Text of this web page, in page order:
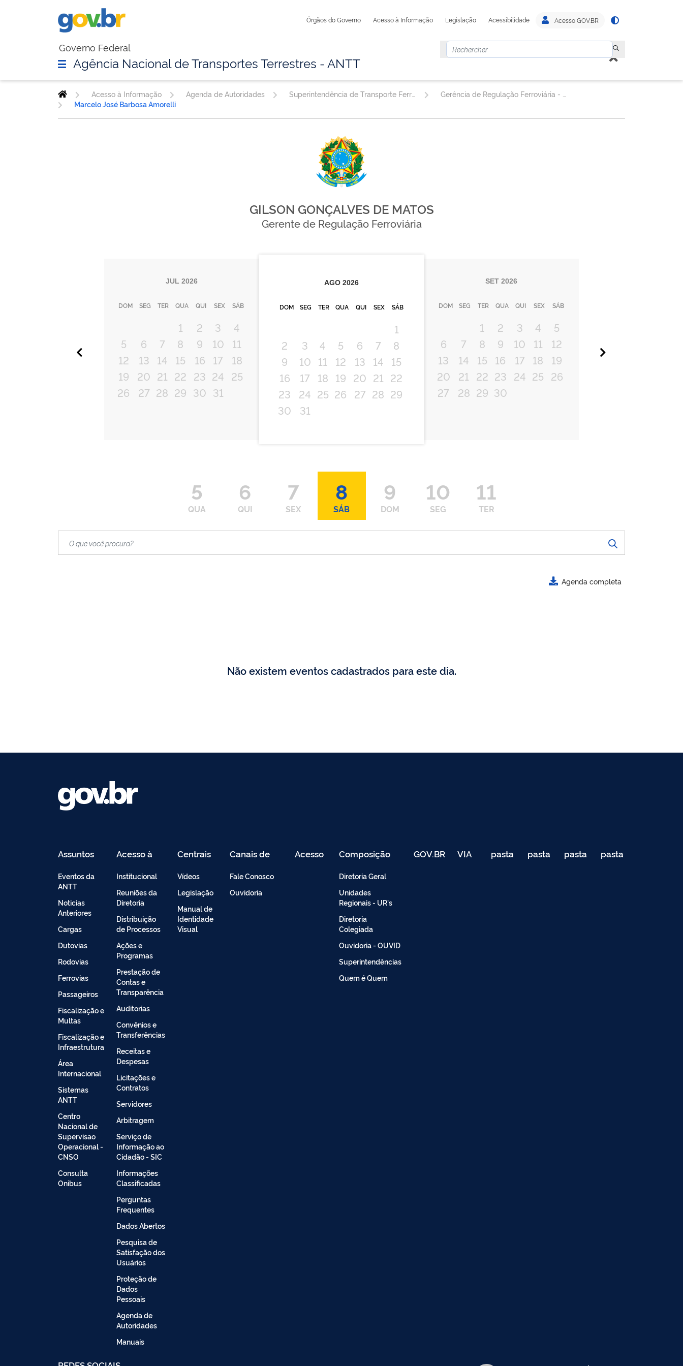
Órgãos do Governo Acesso à Informação Legislação Acessibilidade Acesso GOV.BR
Governo Federal
Agência Nacional de Transportes Terrestres - ANTT
Acesso à Informação Agenda de Autoridades Superintendência de Transporte Ferroviário
Marcelo José Barbosa Amorelli
GILSON GONÇALVES DE MATOS
Gerente de Regulação Ferroviária
JUL 2026
DOM SEG TER QUA QUI SEX SÁB
1 2 3
4
5
6 7 8 9 10
11
12
13 14 15 16 17
18
19
20 21 22 23 24 25
26
27 28 29 30 31
AGO 2026
DOM SEG TER QUA QUI SEX SÁB
1
2
3 4 5 6 7
8
9
10 11 12 13 14
15
16
17 18 19 20 21 22
23
24 25 26 27 28 29
30
31
SET 2026
DOM SEG TER QUA QUI SEX SÁB
1 2 3 4
5
6
7 8 9 10 11
12
13
14 15 16 17 18
19
20
21 22 23 24 25 26
27
28 29 30
5
QUA
6
QUI
7
SEX
8
SÁB
9
DOM
10
SEG
11
TER
Agenda completa
Não existem eventos cadastrados para este dia.
Assuntos
Eventos da
ANTT
Noticias
Anteriores
Cargas
Dutovias
Rodovias
Ferrovias
Passageiros
Fiscalização e
Multas
Fiscalização e
Infraestrutura
Área
Internacional
Sistemas
ANTT
Centro
Nacional de
Supervisao
Operacional -
CNSO
Consulta
Onibus
Acesso à
Informação
Institucional
Reuniões da
Diretoria
Distribuição
de Processos
Ações e
Programas
Prestação de
Contas e
Transparência
Auditorias
Convênios e
Transferências
Receitas e
Despesas
Licitações e
Contratos
Servidores
Arbitragem
Serviço de
Informação ao
Cidadão - SIC
Informações
Classificadas
Perguntas
Frequentes
Dados Abertos
Pesquisa de
Satisfação dos
Usuários
Proteção de
Dados
Pessoais
Agenda de
Autoridades
Manuais
Centrais
de
Vídeos
Legislação
Manual de
Identidade
Visual
Canais de
Atendimento
Fale Conosco
Ouvidoria
Acesso
Restrito
Composição
Diretoria Geral
Unidades
Regionais - UR's
Diretoria
Colegiada
Ouvidoria - OUVID
Superintendências
Quem é Quem
GOV.BR VIA
040
pasta
de
pasta
de
pasta
de
pasta
de